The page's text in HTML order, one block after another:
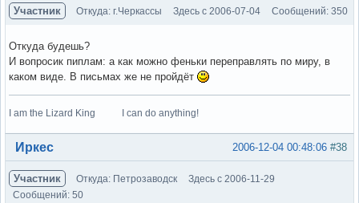
Участник Откуда: г.Черкассы Здесь с 2006-07-04 Сообщений: 350
Откуда будешь?
И вопросик пиплам: а как можно феньки переправлять по миру, в
каком виде. В письмах же не пройдёт
I am the Lizard King I can do anything!
Вне форума #38
2006-12-04 00:48:06
Иркес
Участник Откуда: Петрозаводск
Здесь с 2006-11-29
Сообщений: 50